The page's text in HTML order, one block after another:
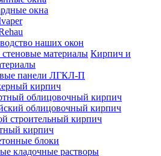
окна
наших окон
Кирпич и
панели ЛГКЛ-П
кирпич
облицовочный кирпич
облицовочный кирпич
строительный кирпич
кирпич
блоки
кладочные растворы